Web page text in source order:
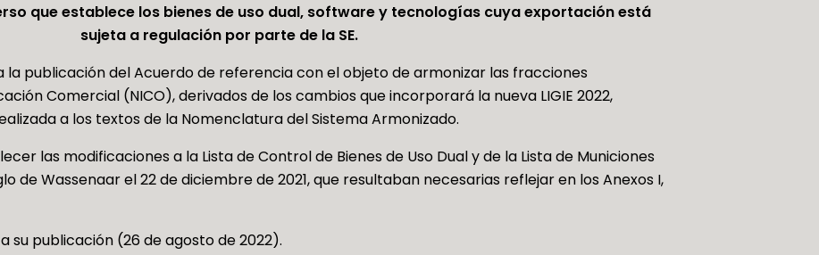
que establece los bienes de uso dual, software y tecnologías cuya exportación está
sujeta a regulación por parte de la SE.
la publicación del Acuerdo de referencia con el objeto de armonizar las fracciones
Comercial (NICO), derivados de los cambios que incorporará la nueva LIGIE 2022,
a los textos de la Nomenclatura del Sistema Armonizado.
las modificaciones a la Lista de Control de Bienes de Uso Dual y de la Lista de Municiones
de Wassenaar el 22 de diciembre de 2021, que resultaban necesarias reflejar en los Anexos I,
su publicación (26 de agosto de 2022).